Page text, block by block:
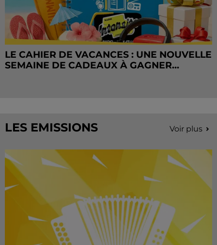
LE CAHIER DE VACANCES : UNE NOUVELLE
SEMAINE DE CADEAUX À GAGNER...
LES EMISSIONS Voir plus